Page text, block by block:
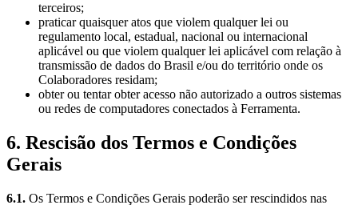
terceiros;
praticar quaisquer atos que violem qualquer lei ou
regulamento local, estadual, nacional ou internacional
aplicável ou que violem qualquer lei aplicável com relação à
transmissão de dados do Brasil e/ou do território onde os
Colaboradores residam;
obter ou tentar obter acesso não autorizado a outros sistemas
ou redes de computadores conectados à Ferramenta.
6. Rescisão dos Termos e Condições
Gerais
6.1. Os Termos e Condições Gerais poderão ser rescindidos nas